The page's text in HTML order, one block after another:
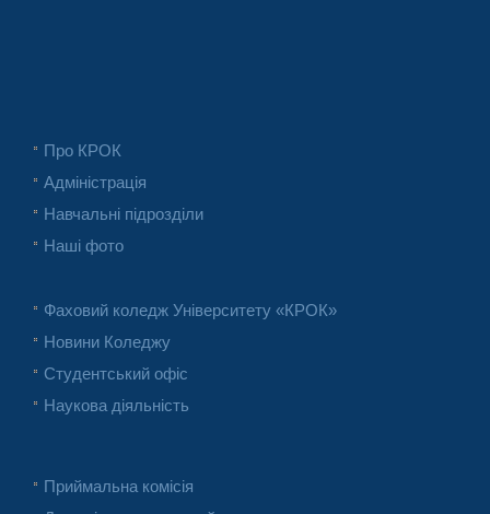
Про КРОК
Адміністрація
Навчальні підрозділи
Наші фото
Фаховий коледж Університету «КРОК»
Новини Коледжу
Студентський офіс
Наукова діяльність
Приймальна комісія